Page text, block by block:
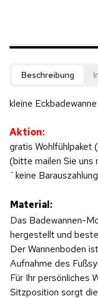
Beschreibung
kleine
Aktion:
gratis Wohlfühlpaket
(bitte mailen Sie uns
`keine
Material:
Das Badewannen-
hergestellt und
Der Wannenboden
Aufnahme des
Für Ihr persönliches
Sitzposition sorgt